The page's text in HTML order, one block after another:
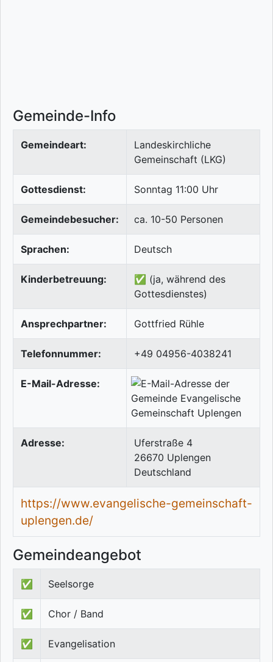
Gemeinde-Info
Gemeindeart:
Landeskirchliche
Gemeinschaft (LKG)
Gottesdienst: Sonntag 11:00 Uhr
Gemeindebesucher: ca. 10-50 Personen
Sprachen: Deutsch
Kinderbetreuung:
✅ (ja, während des
Gottesdienstes)
Ansprechpartner: Gottfried Rühle
Telefonnummer: +49 04956-4038241
E-Mail-Adresse:
Adresse:
Uferstraße 4
26670 Uplengen
Deutschland
https://www.evangelische-gemeinschaft-
uplengen.de/
Gemeindeangebot
✅ Seelsorge
✅ Chor / Band
✅ Evangelisation